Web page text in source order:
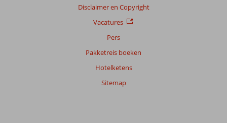
Disclaimer en Copyright
Vacatures
Pers
Pakketreis boeken
Hotelketens
Sitemap